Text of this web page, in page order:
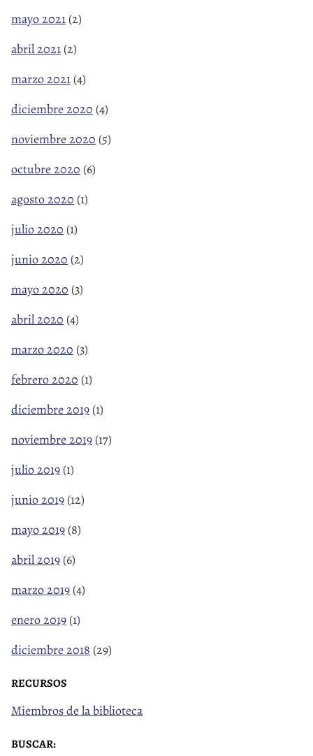
mayo 2021 (2)
abril 2021 (2)
marzo 2021 (4)
diciembre 2020 (4)
noviembre 2020 (5)
octubre 2020 (6)
agosto 2020 (1)
julio 2020 (1)
junio 2020 (2)
mayo 2020 (3)
abril 2020 (4)
marzo 2020 (3)
febrero 2020 (1)
diciembre 2019 (1)
noviembre 2019 (17)
julio 2019 (1)
junio 2019 (12)
mayo 2019 (8)
abril 2019 (6)
marzo 2019 (4)
enero 2019 (1)
diciembre 2018 (29)
RECURSOS
Miembros de la biblioteca
BUSCAR: